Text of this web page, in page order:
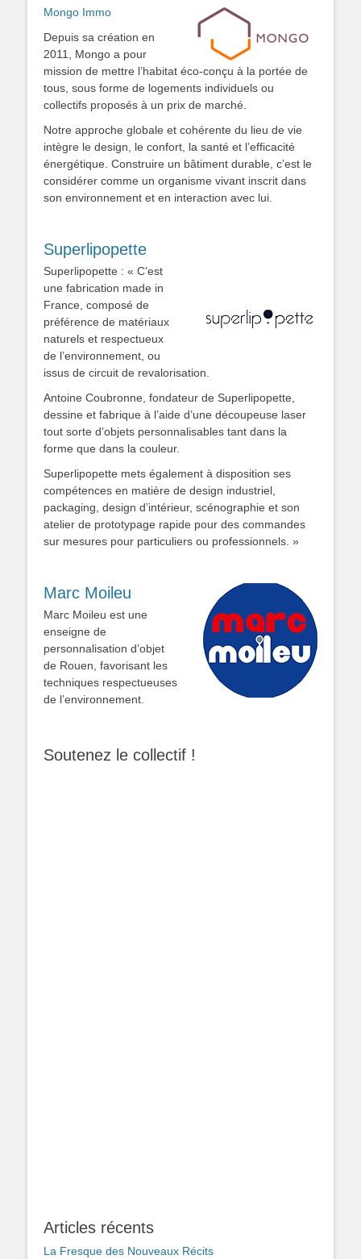
Mongo Immo
Depuis sa création en
2011, Mongo a pour
mission de mettre l’habitat éco-conçu à la portée de
tous, sous forme de logements individuels ou
collectifs proposés à un prix de marché.
Notre approche globale et cohérente du lieu de vie
intègre le design, le confort, la santé et l’efficacité
énergétique. Construire un bâtiment durable, c’est le
considérer comme un organisme vivant inscrit dans
son environnement et en interaction avec lui.
Superlipopette
Superlipopette : « C’est
une fabrication made in
France, composé de
préférence de matériaux
naturels et respectueux
de l’environnement, ou
issus de circuit de revalorisation.
Antoine Coubronne, fondateur de Superlipopette,
dessine et fabrique à l’aide d’une découpeuse laser
tout sorte d’objets personnalisables tant dans la
forme que dans la couleur.
Superlipopette mets également à disposition ses
compétences en matière de design industriel,
packaging, design d’intérieur, scénographie et son
atelier de prototypage rapide pour des commandes
sur mesures pour particuliers ou professionnels. »
Marc Moileu
Marc Moileu est une
enseigne de
personnalisation d’objet
de Rouen, favorisant les
techniques respectueuses
de l’environnement.
Soutenez le collectif !
Articles récents
La Fresque des Nouveaux Récits